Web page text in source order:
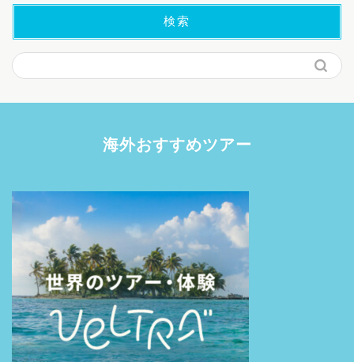
検索
海外おすすめツアー